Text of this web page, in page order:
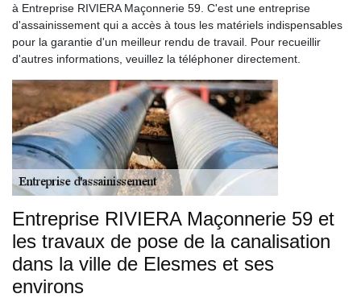
à Entreprise RIVIERA Maçonnerie 59. C'est une entreprise
d'assainissement qui a accès à tous les matériels indispensables
pour la garantie d'un meilleur rendu de travail. Pour recueillir
d'autres informations, veuillez la téléphoner directement.
Entreprise RIVIERA Maçonnerie 59 et
les travaux de pose de la canalisation
dans la ville de Elesmes et ses
environs